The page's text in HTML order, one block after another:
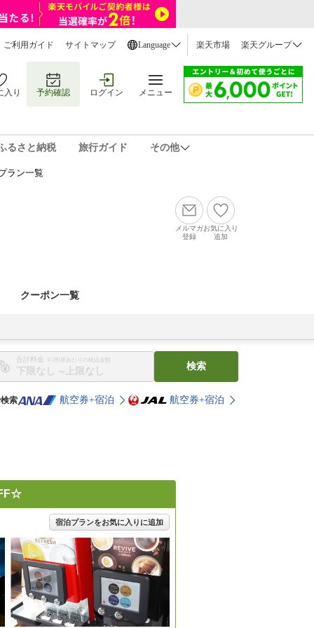
ご利用ガイド サイトマップ Language 楽天市場 楽天グループ
入り 予約確認 ログイン メニュー
るさと納税 旅行ガイド その他
ラン一覧
メルマガ
登録
お気に入り
追加
クーポン一覧
合計料金 ※1部屋あたりの税込金額
〜
検索
索 航空券+宿泊 航空券+宿泊
宿泊プランをお気に入りに追加